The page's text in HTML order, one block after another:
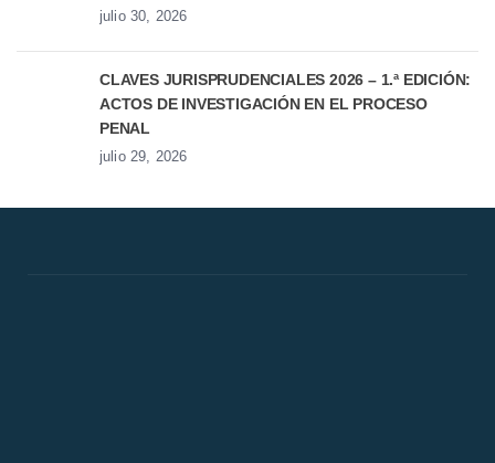
julio 30, 2026
CLAVES JURISPRUDENCIALES 2026 – 1.ª EDICIÓN:
ACTOS DE INVESTIGACIÓN EN EL PROCESO
PENAL
julio 29, 2026